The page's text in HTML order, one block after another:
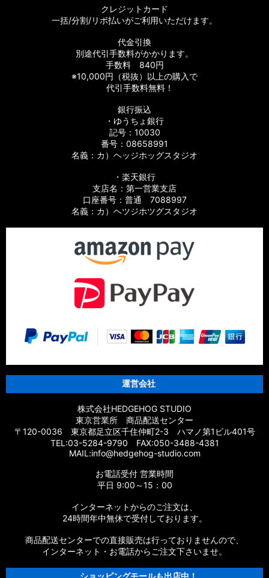
クレジットカード
一括/分割/リボ払いがご利用いただけます。
代金引換
別途代引手数料がかかります。
手数料 840円
※10,000円（税抜）以上の購入で
代引手数料無料！
銀行振込
・ゆうちょ銀行
記号：10030
番号：08658991
名義：カ）ヘッジホッグスタジオ
・楽天銀行
支店名：第一営業支店
口座番号：普通 7088997
名義：カ）ヘツジホツグスタジオ
運営会社
株式会社HEDGEHOG STUDIO
東京営業所 商品配送センター
〒120-0036 東京都足立区千住仲町2-3 ハマノ第1ビル401号
TEL:03-5284-9790 FAX:050-3488-4381
MAIL:info@hedgehog-studio.com
お電話受付 営業時間
平日 9:00～15：00
インターネットからのご注文は、
24時間年中無休で受付しております。
商品配送センターでの直接販売は行っておりませんので、
インターネット・お電話からご注文下さいませ。
ショッピングモールも出店中！